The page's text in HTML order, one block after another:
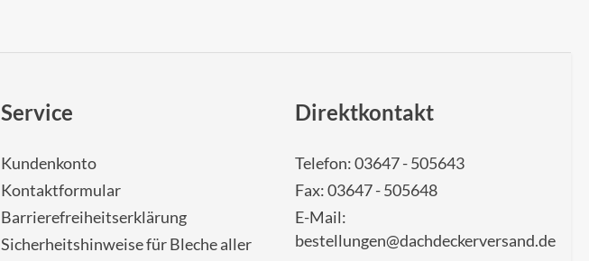
Service
Kundenkonto
Kontaktformular
Barrierefreiheitserklärung
Sicherheitshinweise für Bleche aller
Direktkontakt
Telefon: 03647 - 505643
Fax: 03647 - 505648
E-Mail:
bestellungen@dachdeckerversand.de